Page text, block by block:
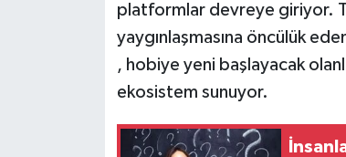
platformlar devreye giriyor.
yaygınlaşmasına öncülük
, hobiye yeni başlayacak
ekosistem sunuyor.